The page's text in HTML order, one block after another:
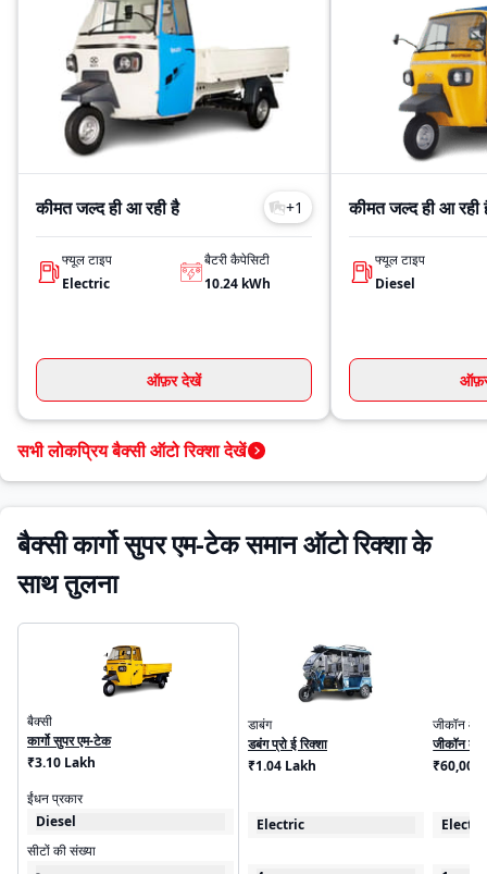
कीमत जल्द ही आ रही है +1
फ्यूल टाइप
Electric
बैटरी कैपेसिटी
10.24 kWh
ऑफ़र देखें
कीमत जल्द ही आ रही
फ्यूल टाइप
Diesel
सभी लोकप्रिय बैक्सी ऑटो रिक्शा देखें
बैक्सी कार्गो सुपर एम-टेक समान ऑटो रिक्शा के
साथ तुलना
बैक्सी
कार्गो सुपर एम-टेक
₹3.10 Lakh
ईंधन प्रकार
Diesel
सीटों की संख्या
डाबंग
डबंग प्रो ई रिक्शा
₹1.04 Lakh
Electric
जीकॉन
जीकॉन